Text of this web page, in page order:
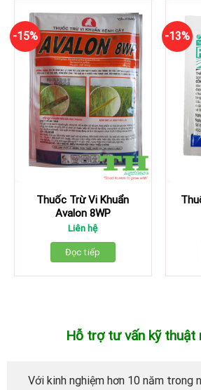
-15%
Thuốc Trừ Vi Khuẩn
Avalon 8WP
Liên hệ
Đọc tiếp
-13%
Hỗ trợ tư vấn kỹ thuật
Với kinh nghiệm hơn 10 năm trong